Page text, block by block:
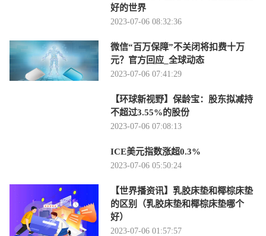
好的世界
2023-07-06 08:32:36
微信“百万保障”不关闭将扣费十万
元？官方回应_全球动态
2023-07-06 07:41:29
【环球新视野】保龄宝：股东拟减持
不超过3.55%的股份
2023-07-06 07:08:13
ICE美元指数涨超0.3%
2023-07-06 05:50:24
【世界播资讯】乳胶床垫和椰棕床垫
的区别（乳胶床垫和椰棕床垫哪个
好）
2023-07-06 01:57:57